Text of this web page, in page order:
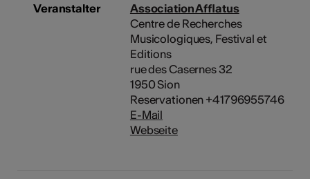
Veranstalter
Association Afflatus
Centre de Recherches
Musicologiques, Festival et
Editions
rue des Casernes 32
1950 Sion
Reservationen +41796955746
E-Mail
Webseite